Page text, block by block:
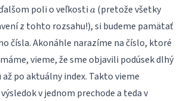
poli o veľkosti a
a (pretože všetky
z tohto rozsahu!), si budeme pamätať
čísla. Akonáhle narazíme na číslo, ktoré
vieme, že sme objavili podúsek dlhý
po aktuálny index. Takto vieme
v jednom prechode a teda v